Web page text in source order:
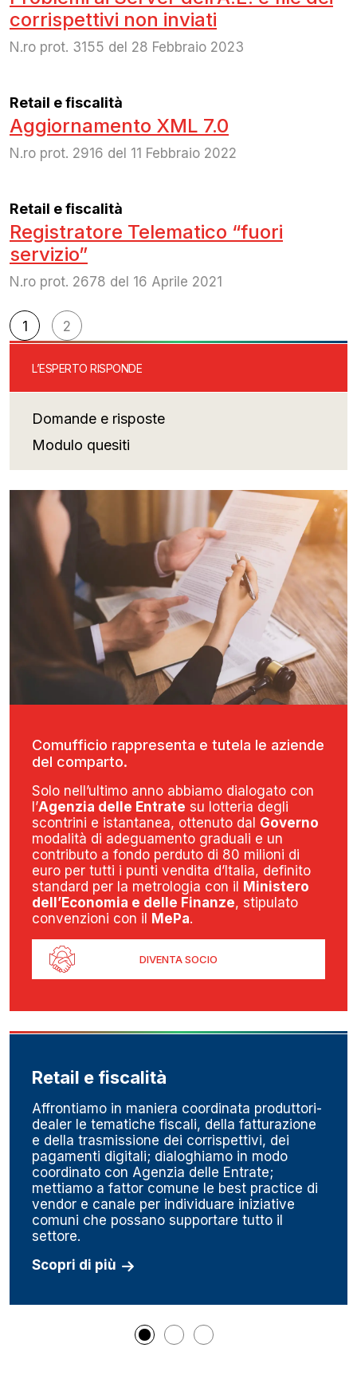
corrispettivi non inviati
N.ro prot. 3155 del 28 Febbraio 2023
Retail e fiscalità
Aggiornamento XML 7.0
N.ro prot. 2916 del 11 Febbraio 2022
Retail e fiscalità
Registratore Telematico “fuori
servizio”
N.ro prot. 2678 del 16 Aprile 2021
Navigazione
articoli
1 2
L’ESPERTO RISPONDE
Domande e risposte
Modulo quesiti
Comufficio rappresenta e tutela le aziende
del comparto.
Solo nell’ultimo anno abbiamo dialogato con
l’Agenzia delle Entrate su lotteria degli
scontrini e istantanea, ottenuto dal Governo
modalità di adeguamento graduali e un
contributo a fondo perduto di 80 milioni di
euro per tutti i punti vendita d’Italia, definito
standard per la metrologia con il
Ministero
dell’Economia e delle Finanze, stipulato
convenzioni con il
MePa.
DIVENTA SOCIO
Retail e fiscalità
Affrontiamo in maniera coordinata produttori-
dealer le tematiche fiscali, della fatturazione
e della trasmissione dei corrispettivi, dei
pagamenti digitali; dialoghiamo in modo
coordinato con Agenzia delle Entrate;
mettiamo a fattor comune le best practice di
vendor e canale per individuare iniziative
comuni che possano supportare tutto il
settore.
Scopri di più